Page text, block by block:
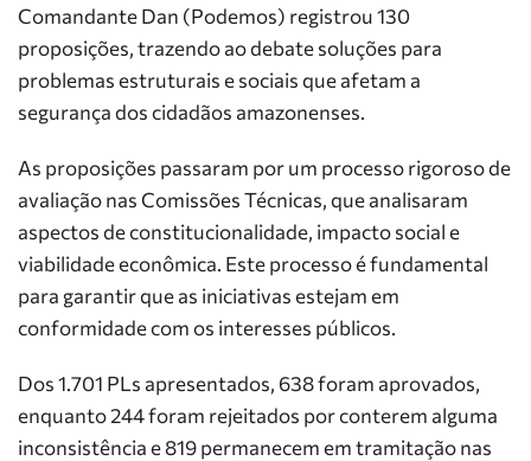
Comandante Dan (Podemos) registrou 130
proposições, trazendo ao debate soluções para
problemas estruturais e sociais que afetam a
segurança dos cidadãos amazonenses.
As proposições passaram por um processo rigoroso de
avaliação nas Comissões Técnicas, que analisaram
aspectos de constitucionalidade, impacto social e
viabilidade econômica. Este processo é fundamental
para garantir que as iniciativas estejam em
conformidade com os interesses públicos.
Dos 1.701 PLs apresentados, 638 foram aprovados,
enquanto 244 foram rejeitados por conterem alguma
inconsistência e 819 permanecem em tramitação nas